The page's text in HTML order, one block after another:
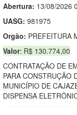
Abertura: 13/08/2026
UASG: 981975
Orgão: PREFEITURA
Valor: R$ 130.774,00
CONTRATAÇÃO DE
PARA CONSTRUÇÃO
MUNICÍPIO DE
DISPENSA